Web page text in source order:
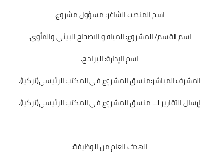
اسم المنصب الشاغر: مسؤول مشروع.
اسم القسم/ المشروع: المياه و الاصحاح البيئي والمأوى.
اسم الإدارة: البرامج.
المشرف المباشر:منسق المشروع في المكتب الرئيسي(تركيا).
إرسال التقارير لــ: منسق المشروع في المكتب الرئيسي(تركيا).
الهدف العام من الوظيفة: